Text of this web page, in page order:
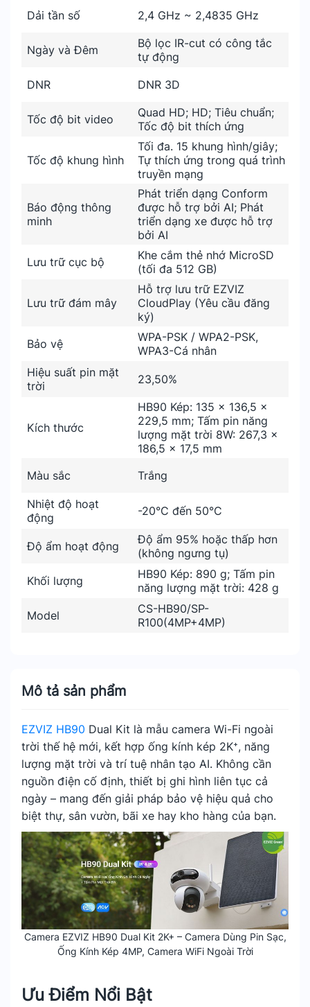
Mô tả sản phẩm
EZVIZ HB90 Dual Kit là mẫu camera Wi-Fi ngoài
trời thế hệ mới, kết hợp ống kính kép 2K⁺, năng
lượng mặt trời và trí tuệ nhân tạo AI. Không cần
nguồn điện cố định, thiết bị ghi hình liên tục cả
ngày – mang đến giải pháp bảo vệ hiệu quả cho
biệt thự, sân vườn, bãi xe hay kho hàng của bạn.
Camera EZVIZ HB90 Dual Kit 2K+ – Camera Dùng Pin Sạc,
Ống Kính Kép 4MP, Camera WiFi Ngoài Trời
Ưu Điểm Nổi Bật
Dải tần số 2,4 GHz ~ 2,4835 GHz
Ngày và Đêm
Bộ lọc IR-cut có công tắc
tự động
DNR
DNR 3D
Tốc độ bit video
Quad HD; HD; Tiêu chuẩn;
Tốc độ bit thích ứng
Tốc độ khung hình
Tối đa. 15 khung hình/giây;
Tự thích ứng trong quá trình
truyền mạng
Báo động thông
minh
Phát triển dạng Conform
được hỗ trợ bởi AI; Phát
triển dạng xe được hỗ trợ
bởi AI
Lưu trữ cục bộ
Khe cắm thẻ nhớ MicroSD
(tối đa 512 GB)
Lưu trữ đám mây
Hỗ trợ lưu trữ EZVIZ
CloudPlay (Yêu cầu đăng
ký)
Bảo vệ
WPA-PSK / WPA2-PSK,
WPA3-Cá nhân
Hiệu suất pin mặt
trời
23,50%
Kích thước
HB90 Kép: 135 × 136,5 ×
229,5 mm; Tấm pin năng
lượng mặt trời 8W: 267,3 ×
186,5 × 17,5 mm
Màu sắc
Trắng
Nhiệt độ hoạt
động
-20°C đến 50°C
Độ ẩm hoạt động
Độ ẩm 95% hoặc thấp hơn
(không ngưng tụ)
Khối lượng
HB90 Kép: 890 g; Tấm pin
năng lượng mặt trời: 428 g
Model
CS-HB90/SP-
R100(4MP+4MP)